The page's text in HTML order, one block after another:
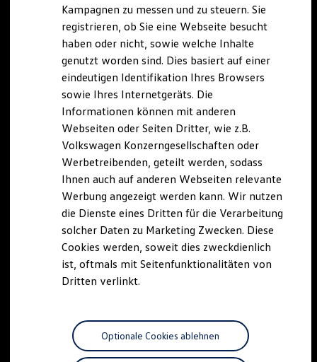
Kampagnen zu messen und zu steuern. Sie
registrieren, ob Sie eine Webseite besucht
haben oder nicht, sowie welche Inhalte
genutzt worden sind. Dies basiert auf einer
eindeutigen Identifikation Ihres Browsers
sowie Ihres Internetgeräts. Die
Informationen können mit anderen
Webseiten oder Seiten Dritter, wie z.B.
Volkswagen Konzerngesellschaften oder
Werbetreibenden, geteilt werden, sodass
Ihnen auch auf anderen Webseiten relevante
Werbung angezeigt werden kann. Wir nutzen
die Dienste eines Dritten für die Verarbeitung
solcher Daten zu Marketing Zwecken. Diese
Cookies werden, soweit dies zweckdienlich
ist, oftmals mit Seitenfunktionalitäten von
Dritten verlinkt.
Optionale Cookies ablehnen